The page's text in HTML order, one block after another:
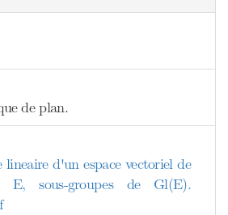
de plan.
d'un espace vectoriel de
E, sous-groupes de Gl(E).